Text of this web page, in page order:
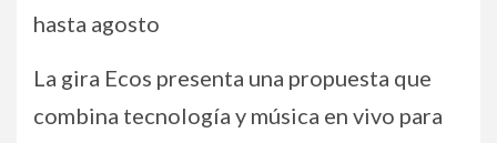
hasta agosto
La gira Ecos presenta una propuesta que
combina tecnología y música en vivo para